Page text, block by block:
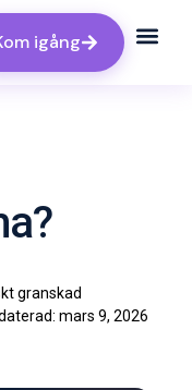
igång
granskad
mars 9, 2026